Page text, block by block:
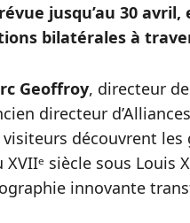
jusqu’au 30 avril,
bilatérales à
Geoffroy, directeur
directeur
visiteurs découvrent
XVIIᵉ siècle sous
innovante